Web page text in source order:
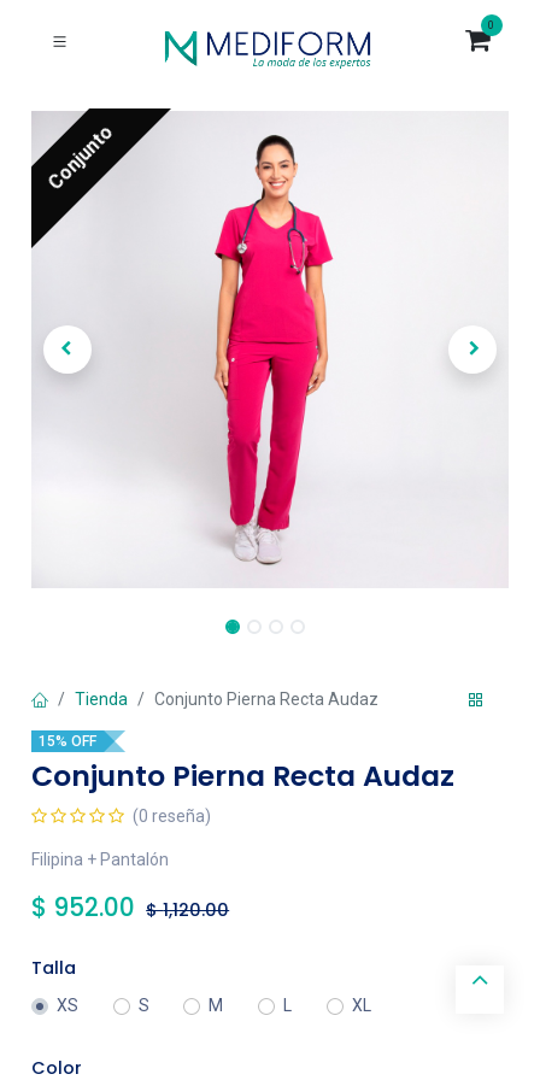
0
Conjunto
Tienda Conjunto Pierna Recta Audaz
15% OFF
Conjunto Pierna Recta Audaz
(0 reseña)
Filipina + Pantalón
$ 952.00 $1,120.00
Talla
XS S M XL
Color